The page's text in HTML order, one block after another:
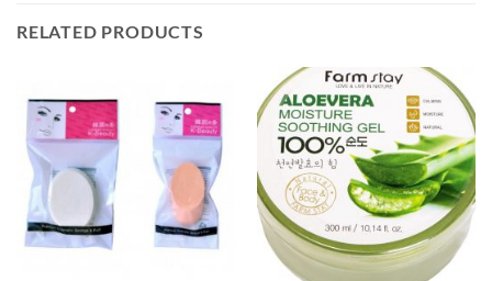
RELATED PRODUCTS